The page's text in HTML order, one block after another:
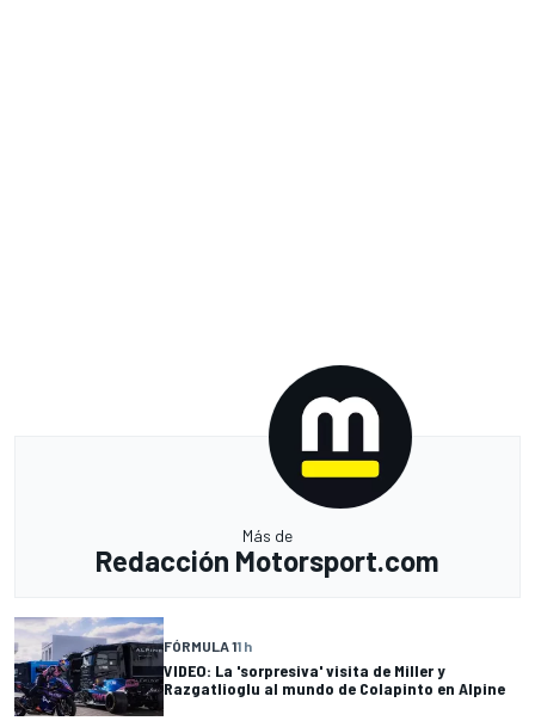
Más de
Redacción Motorsport.com
FÓRMULA 11 h
VIDEO: La 'sorpresiva' visita de Miller y
Razgatlioglu al mundo de Colapinto en Alpine